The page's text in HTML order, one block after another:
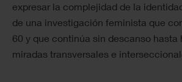
expresar la complejidad de la
de una investigación feminista que
60 y que continúa sin descanso hasta
miradas transversales e